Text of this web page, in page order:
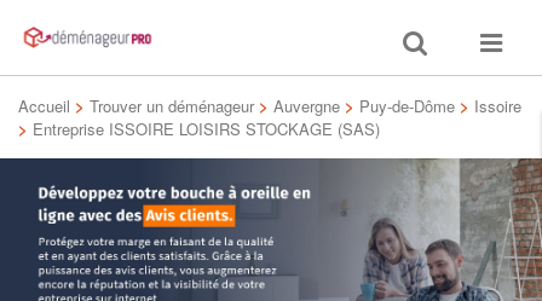
Toggle
search
Toggle
Accueil > Trouver un déménageur > Auvergne > Puy-de-Dôme > Issoire
> Entreprise ISSOIRE LOISIRS STOCKAGE (SAS)